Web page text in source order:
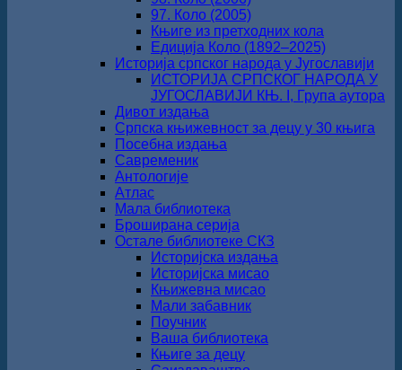
97. Коло (2005)
Књиге из претходних кола
Едиција Коло (1892‒2025)
Историја српског народа у Југославији
ИСТОРИЈА СРПСКОГ НАРОДА У
ЈУГОСЛАВИЈИ КЊ. I, Група аутора
Дивот издања
Српска књижевност за децу у 30 књига
Посебна издања
Савременик
Антологије
Атлас
Мала библиотека
Броширана серија
Остале библиотеке СКЗ
Историјска издања
Историјска мисао
Књижевна мисао
Мали забавник
Поучник
Ваша библиотека
Књиге за децу